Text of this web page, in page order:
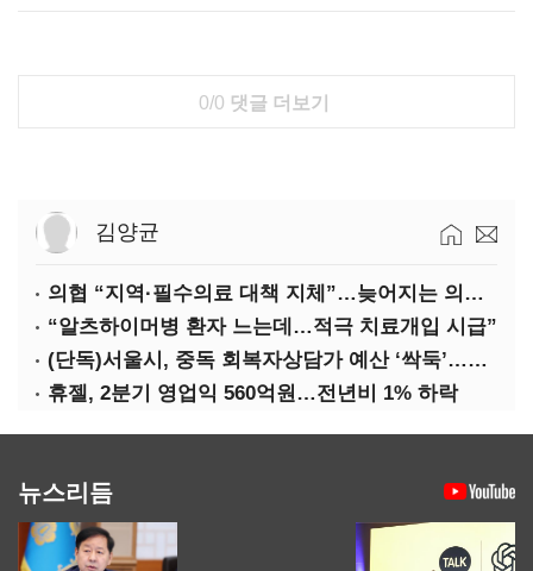
0/0 댓글 더보기
김양균
의협 “지역·필수의료 대책 지체”…늦어지는 의료개혁에 현장 불만
“알츠하이머병 환자 느는데…적극 치료개입 시급”
(단독)서울시, 중독 회복자상담가 예산 ‘싹둑’…자치구 이관 후 ‘사업 축소’ 위기
휴젤, 2분기 영업익 560억원…전년비 1% 하락
뉴스리듬